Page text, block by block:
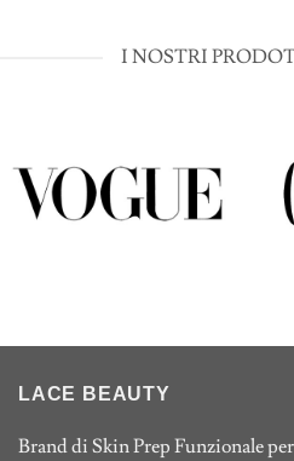
I NOSTRI
LACE BEAUTY
Brand di Skin Prep Funzionale